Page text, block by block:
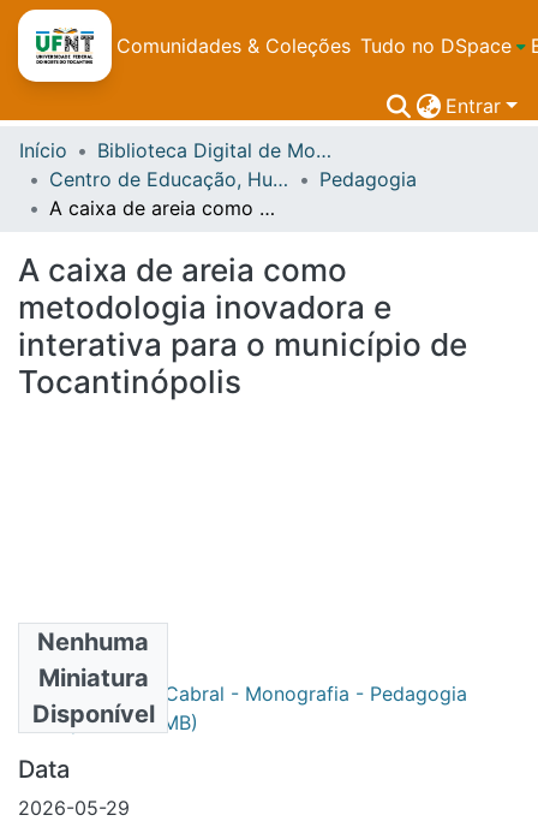
Comunidades & Coleções Tudo no DSpace
Entrar
Início
Biblioteca Digital de Monografias de graduação
Centro de Educação, Humanidades e Saúde - CEHS
Pedagogia
A caixa de areia como metodologia inovadora e interativa para o município de Tocantinópolis
A caixa de areia como
metodologia inovadora e
interativa para o município de
Tocantinópolis
Nenhuma
Miniatura
Disponível
Arquivos
Millena Cabral - Monografia - Pedagogia
2025.pdf(9.23 MB)
Data
2026-05-29